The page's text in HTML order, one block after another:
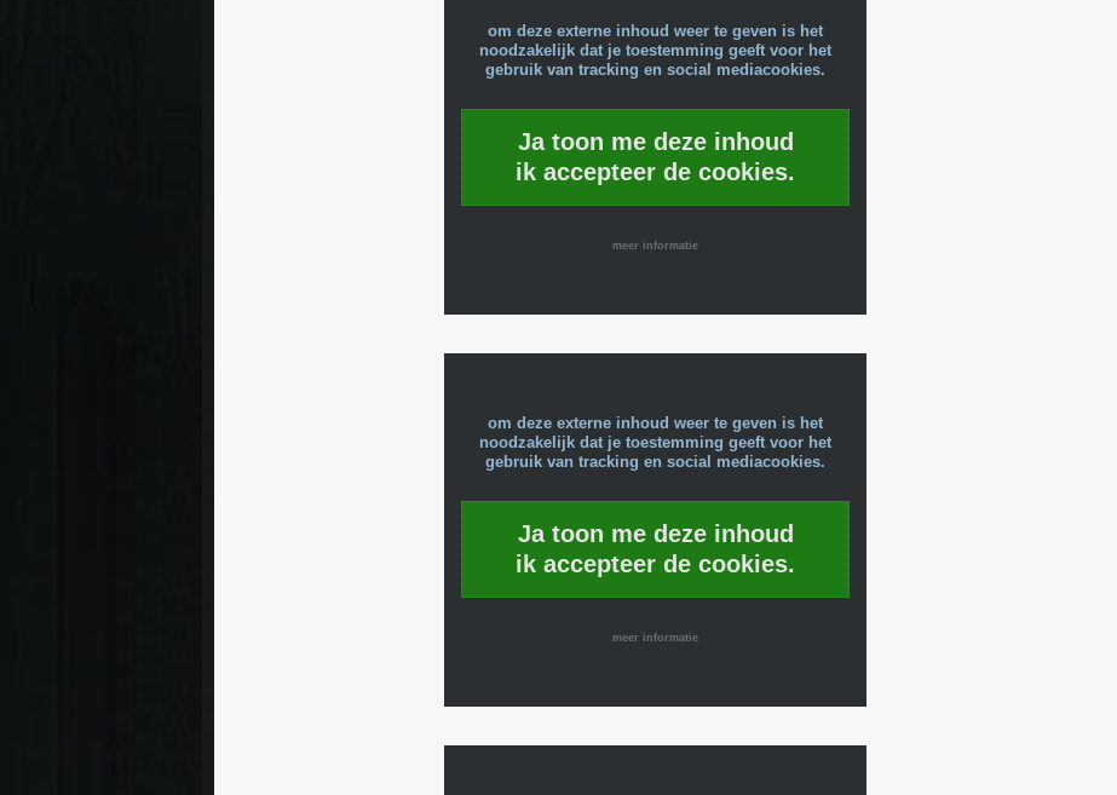
om deze externe inhoud weer te geven is het
noodzakelijk dat je toestemming geeft voor het
gebruik van tracking en social mediacookies.
Ja toon me deze inhoud
ik accepteer de cookies.
meer informatie
om deze externe inhoud weer te geven is het
noodzakelijk dat je toestemming geeft voor het
gebruik van tracking en social mediacookies.
Ja toon me deze inhoud
ik accepteer de cookies.
meer informatie